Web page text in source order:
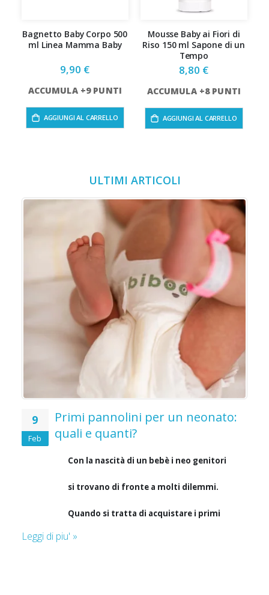
Bagnetto Baby Corpo 500
ml Linea Mamma Baby
9,90 €
ACCUMULA +9 PUNTI
AGGIUNGI AL CARRELLO
Mousse Baby ai Fiori di
Riso 150 ml Sapone di un
Tempo
8,80 €
ACCUMULA +8 PUNTI
AGGIUNGI AL CARRELLO
ULTIMI ARTICOLI
9
Feb
Primi pannolini per un neonato:
quali e quanti?
Con la nascità di un bebè i neo genitori
si trovano di fronte a molti dilemmi.
Quando si tratta di acquistare i primi
pannolini per un neonato, la scelta è
Leggi di piu' »